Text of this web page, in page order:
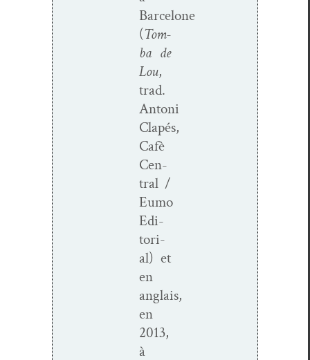
Barcelone
(Tom­
ba de
Lou,
trad.
Antoni
Clapés,
Cafè
Cen­
tral /
Eumo
Edi­
to­r­i­
al) et
en
anglais,
en
2013,
à